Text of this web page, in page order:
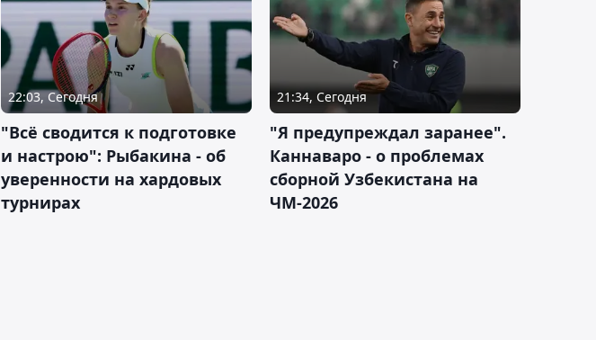
22:03, Сегодня
"Всё сводится к подготовке
и настрою": Рыбакина - об
уверенности на хардовых
турнирах
21:34, Сегодня
"Я предупреждал заранее".
Каннаваро - о проблемах
сборной Узбекистана на
ЧМ-2026